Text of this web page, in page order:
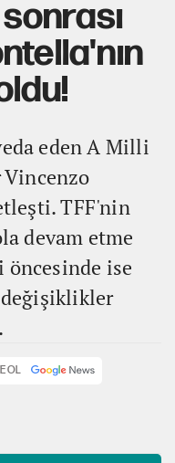
eden A Milli
TFF'nin
devam etme
öncesinde ise
OL